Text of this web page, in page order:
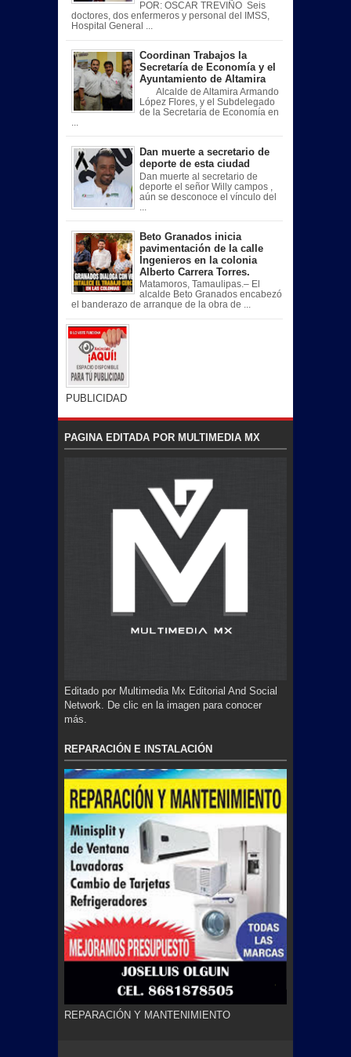
POR: OSCAR TREVIÑO Seis
doctores, dos enfermeros y personal del IMSS,
Hospital General ...
Coordinan Trabajos la
Secretaría de Economía y el
Ayuntamiento de Altamira
Alcalde de Altamira Armando
López Flores, y el Subdelegado
de la Secretaría de Economía en
Dan muerte a secretario de
deporte de esta ciudad
Dan muerte al secretario de
deporte el señor Willy campos ,
aún se desconoce el vínculo del
Beto Granados inicia
pavimentación de la calle
Ingenieros en la colonia
Alberto Carrera Torres.
Matamoros, Tamaulipas.– El
alcalde Beto Granados encabezó
el banderazo de arranque de la obra de ...
PUBLICIDAD
PAGINA EDITADA POR MULTIMEDIA MX
Editado por Multimedia Mx Editorial And Social
Network. De clic en la imagen para conocer
más.
REPARACIÓN E INSTALACIÓN
REPARACIÓN Y MANTENIMIENTO